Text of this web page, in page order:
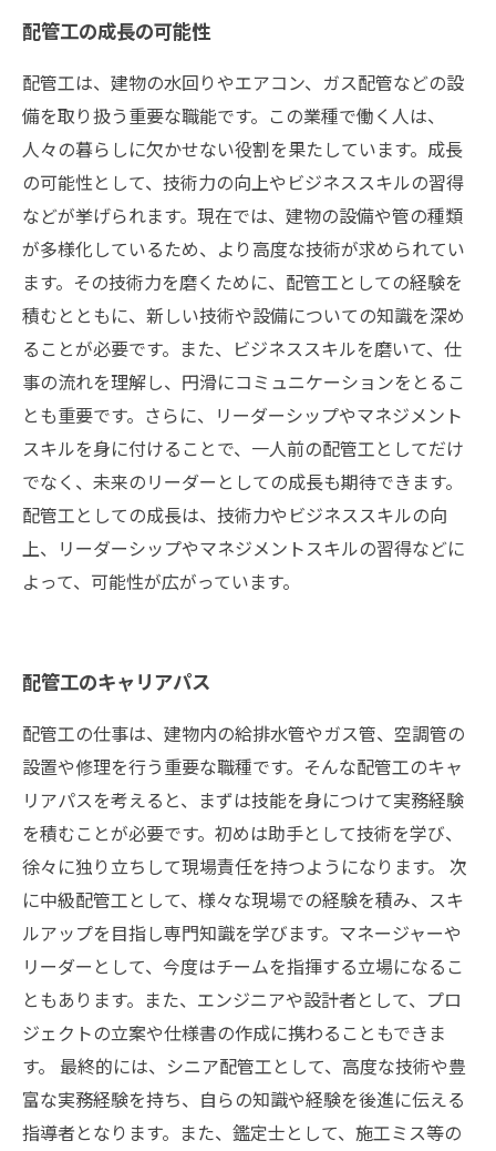
配管工の成長の可能性
配管工は、建物の水回りやエアコン、ガス配管などの設
備を取り扱う重要な職能です。この業種で働く人は、
人々の暮らしに欠かせない役割を果たしています。成長
の可能性として、技術力の向上やビジネススキルの習得
などが挙げられます。現在では、建物の設備や管の種類
が多様化しているため、より高度な技術が求められてい
ます。その技術力を磨くために、配管工としての経験を
積むとともに、新しい技術や設備についての知識を深め
ることが必要です。また、ビジネススキルを磨いて、仕
事の流れを理解し、円滑にコミュニケーションをとるこ
とも重要です。さらに、リーダーシップやマネジメント
スキルを身に付けることで、一人前の配管工としてだけ
でなく、未来のリーダーとしての成長も期待できます。
配管工としての成長は、技術力やビジネススキルの向
上、リーダーシップやマネジメントスキルの習得などに
よって、可能性が広がっています。
配管工のキャリアパス
配管工の仕事は、建物内の給排水管やガス管、空調管の
設置や修理を行う重要な職種です。そんな配管工のキャ
リアパスを考えると、まずは技能を身につけて実務経験
を積むことが必要です。初めは助手として技術を学び、
徐々に独り立ちして現場責任を持つようになります。 次
に中級配管工として、様々な現場での経験を積み、スキ
ルアップを目指し専門知識を学びます。マネージャーや
リーダーとして、今度はチームを指揮する立場になるこ
ともあります。また、エンジニアや設計者として、プロ
ジェクトの立案や仕様書の作成に携わることもできま
す。 最終的には、シニア配管工として、高度な技術や豊
富な実務経験を持ち、自らの知識や経験を後進に伝える
指導者となります。また、鑑定士として、施工ミス等の